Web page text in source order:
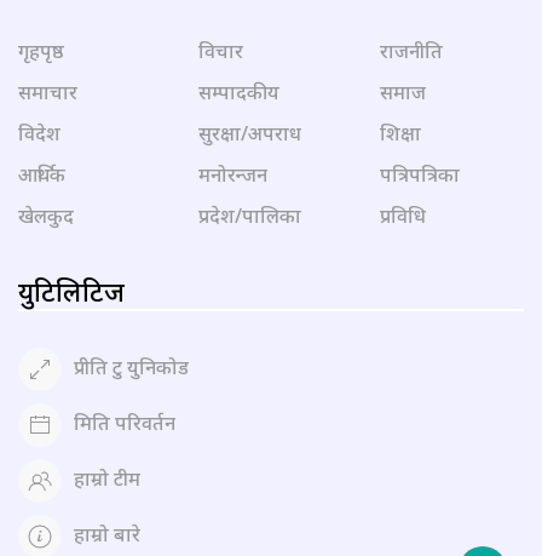
गृहपृष्ठ
समाचार
विदेश
आर्थिक
खेलकुद
विचार
सम्पादकीय
सुरक्षा/अपराध
मनोरन्जन
प्रदेश/पालिका
राजनीति
समाज
शिक्षा
पत्रिपत्रिका
प्रविधि
युटिलिटिज
प्रीति टु युनिकोड
मिति परिवर्तन
हाम्रो टीम
हाम्रो बारे